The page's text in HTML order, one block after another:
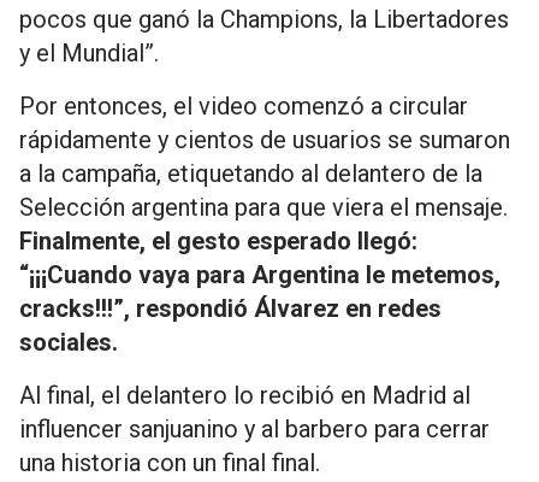
pocos que ganó la Champions, la Libertadores
y el Mundial”.
Por entonces, el video comenzó a circular
rápidamente y cientos de usuarios se sumaron
a la campaña, etiquetando al delantero de la
Selección argentina para que viera el mensaje.
Finalmente, el gesto esperado llegó:
“¡¡¡Cuando vaya para Argentina le metemos,
cracks!!!”, respondió Álvarez en redes
sociales.
Al final, el delantero lo recibió en Madrid al
influencer sanjuanino y al barbero para cerrar
una historia con un final final.